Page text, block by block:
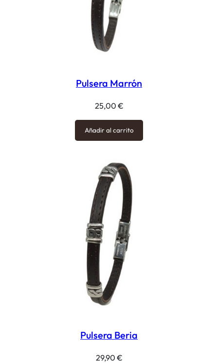
Pulsera Marrón
25,00 €
Añadir al carrito
Pulsera Beria
29,90 €